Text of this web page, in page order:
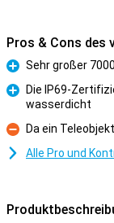
Pros & Cons des
Pro
Sehr großer
Die IP69-
wasserdicht
Kontra
Da ein
Alle Pro und